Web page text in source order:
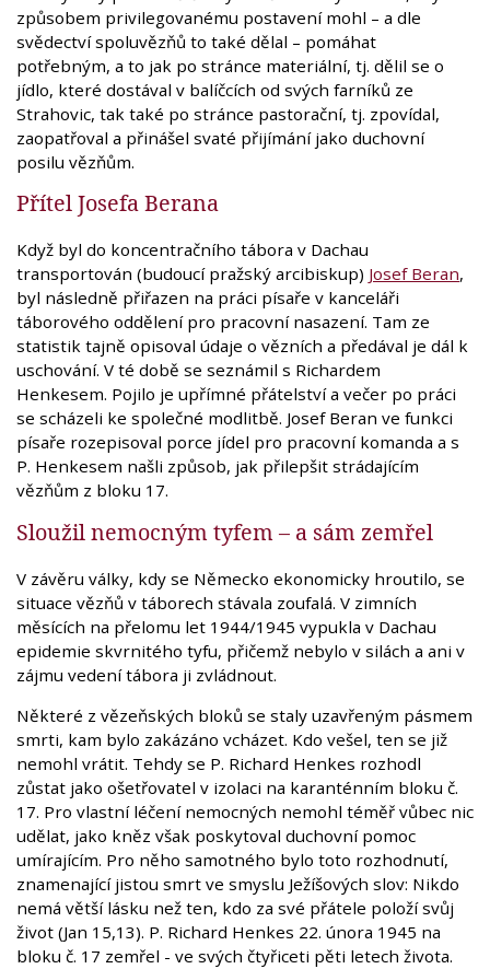
způsobem privilegovanému postavení mohl – a dle
svědectví spoluvězňů to také dělal – pomáhat
potřebným, a to jak po stránce materiální, tj. dělil se o
jídlo, které dostával v balíčcích od svých farníků ze
Strahovic, tak také po stránce pastorační, tj. zpovídal,
zaopatřoval a přinášel svaté přijímání jako duchovní
posilu vězňům.
Přítel Josefa Berana
Když byl do koncentračního tábora v Dachau
transportován (budoucí pražský arcibiskup) Josef Beran,
byl následně přiřazen na práci písaře v kanceláři
táborového oddělení pro pracovní nasazení. Tam ze
statistik tajně opisoval údaje o vězních a předával je dál k
uschování. V té době se seznámil s Richardem
Henkesem. Pojilo je upřímné přátelství a večer po práci
se scházeli ke společné modlitbě. Josef Beran ve funkci
písaře rozepisoval porce jídel pro pracovní komanda a s
P. Henkesem našli způsob, jak přilepšit strádajícím
vězňům z bloku 17.
Sloužil nemocným tyfem – a sám zemřel
V závěru války, kdy se Německo ekonomicky hroutilo, se
situace vězňů v táborech stávala zoufalá. V zimních
měsících na přelomu let 1944/1945 vypukla v Dachau
epidemie skvrnitého tyfu, přičemž nebylo v silách a ani v
zájmu vedení tábora ji zvládnout.
Některé z vězeňských bloků se staly uzavřeným pásmem
smrti, kam bylo zakázáno vcházet. Kdo vešel, ten se již
nemohl vrátit. Tehdy se P. Richard Henkes rozhodl
zůstat jako ošetřovatel v izolaci na karanténním bloku č.
17. Pro vlastní léčení nemocných nemohl téměř vůbec nic
udělat, jako kněz však poskytoval duchovní pomoc
umírajícím. Pro něho samotného bylo toto rozhodnutí,
znamenající jistou smrt ve smyslu Ježíšových slov: Nikdo
nemá větší lásku než ten, kdo za své přátele položí svůj
život (Jan 15,13). P. Richard Henkes 22. února 1945 na
bloku č. 17 zemřel - ve svých čtyřiceti pěti letech života.